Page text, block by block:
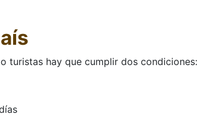
turistas hay que cumplir dos condiciones: